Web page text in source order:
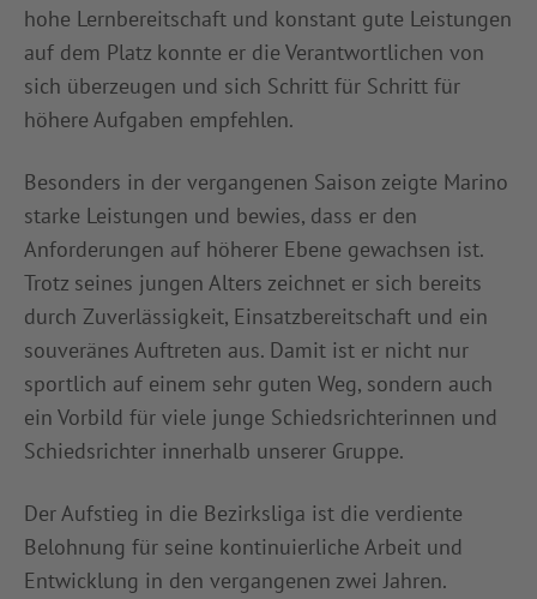
hohe Lernbereitschaft und konstant gute Leistungen
auf dem Platz konnte er die Verantwortlichen von
sich überzeugen und sich Schritt für Schritt für
höhere Aufgaben empfehlen.
Besonders in der vergangenen Saison zeigte Marino
starke Leistungen und bewies, dass er den
Anforderungen auf höherer Ebene gewachsen ist.
Trotz seines jungen Alters zeichnet er sich bereits
durch Zuverlässigkeit, Einsatzbereitschaft und ein
souveränes Auftreten aus. Damit ist er nicht nur
sportlich auf einem sehr guten Weg, sondern auch
ein Vorbild für viele junge Schiedsrichterinnen und
Schiedsrichter innerhalb unserer Gruppe.
Der Aufstieg in die Bezirksliga ist die verdiente
Belohnung für seine kontinuierliche Arbeit und
Entwicklung in den vergangenen zwei Jahren.